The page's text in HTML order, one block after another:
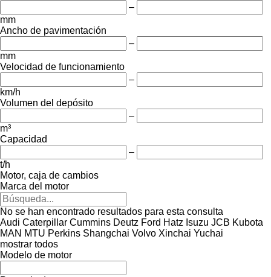
–
mm
Ancho de pavimentación
–
mm
Velocidad de funcionamiento
–
km/h
Volumen del depósito
–
m³
Capacidad
–
t/h
Motor, caja de cambios
Marca del motor
No se han encontrado resultados para esta consulta
Audi Caterpillar Cummins Deutz Ford Hatz Isuzu JCB Kubota
MAN MTU Perkins Shangchai Volvo Xinchai Yuchai
mostrar todos
Modelo de motor